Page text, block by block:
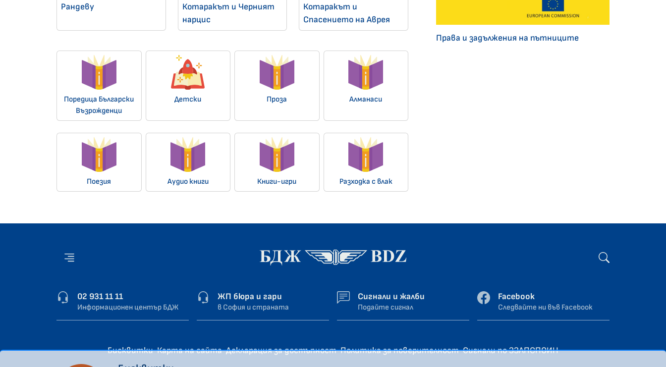
Рандеву
Котаракът и Черният
нарцис
Котаракът и
Спасението на Аврея
Поредица Български
Възрожденци
Детски Проза Алманаси
Поезия Аудио книги Книги-игри Разходка с влак
Права и задължения на пътниците
02 931 11 11
Информационен център БДЖ
ЖП бюра и гари
в София и страната
Сигнали и жалби
Подайте сигнал
Facebook
Следвайте ни във Facebook
Бисквитки Карта на сайта Декларация за достъпност Политика за поверителност Сигнали по ЗЗЛПСПОИН